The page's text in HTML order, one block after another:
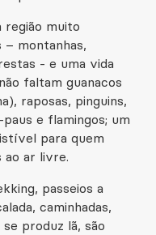
região muito
– montanhas,
- e uma vida
faltam guanacos
raposas, pinguins,
e flamingos; um
para quem
ao ar livre.
passeios a
caminhadas,
produz lã, são